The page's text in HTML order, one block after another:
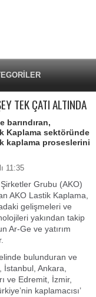
TEK ÇATI ALTINDA
barındıran,
Kaplama sektöründe
kaplama proseslerini
11:35
Grubu (AKO)
AKO Lastik Kaplama,
gelişmeleri ve
yakından takip
Ar-Ge ve yatırım
bulunduran ve
İstanbul, Ankara,
ve Edremit, İzmir,
kaplamacısı’